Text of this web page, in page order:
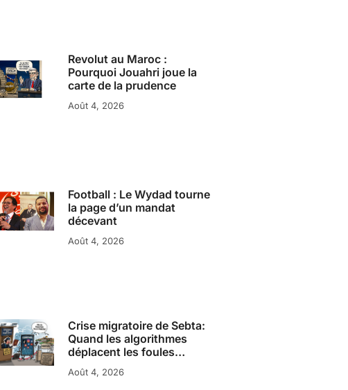
Revolut au Maroc :
Pourquoi Jouahri joue la
carte de la prudence
Août 4, 2026
Football : Le Wydad tourne
la page d’un mandat
décevant
Août 4, 2026
Crise migratoire de Sebta:
Quand les algorithmes
déplacent les foules…
Août 4, 2026